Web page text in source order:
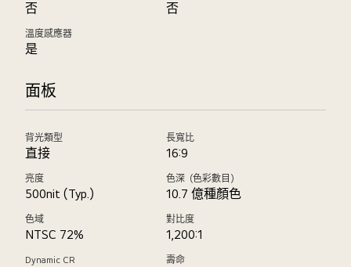
否 否
溫度感應器
是
面板
背光類型
直接
長寬比
16:9
亮度
500nit (Typ.)
色深（色彩數目）
10.7 億種顏色
色域
NTSC 72%
對比度
1,200:1
Dynamic CR 壽命